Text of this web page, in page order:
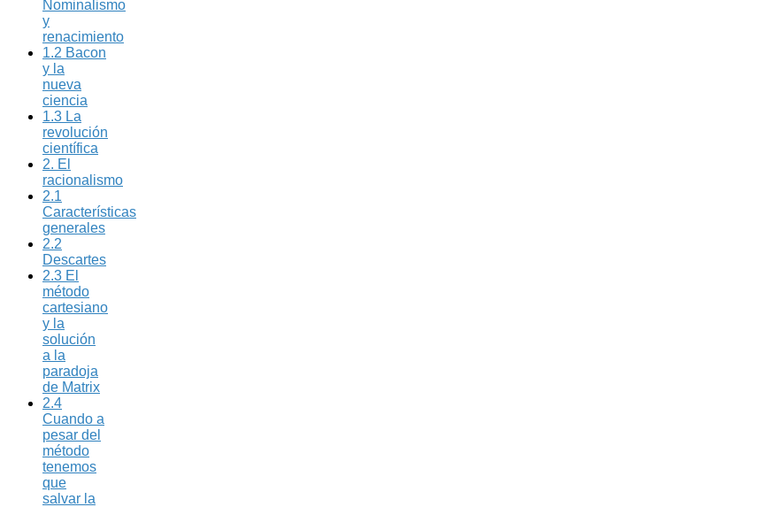
Nominalismo
y
renacimiento
1.2 Bacon
y la
nueva
ciencia
1.3 La
revolución
científica
2. El
racionalismo
2.1
Características
generales
2.2
Descartes
2.3 El
método
cartesiano
y la
solución
a la
paradoja
de Matrix
2.4
Cuando a
pesar del
método
tenemos
que
salvar la